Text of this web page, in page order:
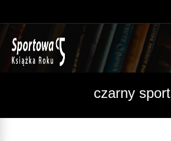
czarny sport